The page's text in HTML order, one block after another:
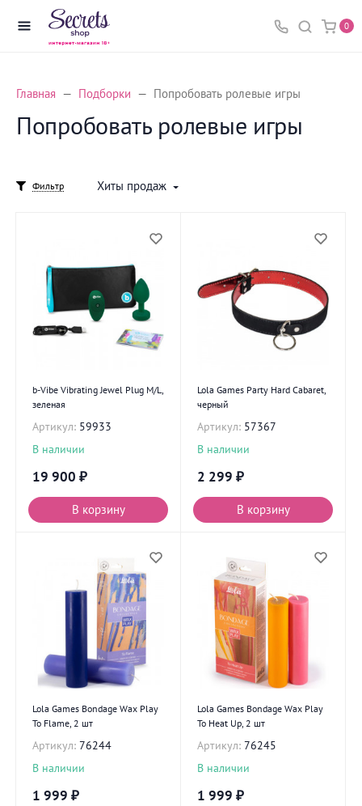
0
Главная Подборки Попробовать ролевые игры
Попробовать ролевые игры
Фильтр Хиты продаж
b-Vibe Vibrating Jewel Plug M/L,
зеленая
Артикул: 59933
В наличии
19 900 ₽
В корзину
Lola Games Party Hard Cabaret,
черный
Артикул: 57367
В наличии
2 299 ₽
В корзину
Lola Games Bondage Wax Play
To Flame, 2 шт
Артикул: 76244
В наличии
1 999 ₽
Lola Games Bondage Wax Play
To Heat Up, 2 шт
Артикул: 76245
В наличии
1 999 ₽